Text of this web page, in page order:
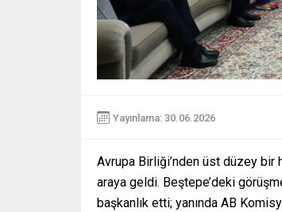
Yayınlama: 30.06.2026
Avrupa Birliği’nden üst düzey bir
araya geldi. Beştepe’deki
başkanlık etti; yanında AB